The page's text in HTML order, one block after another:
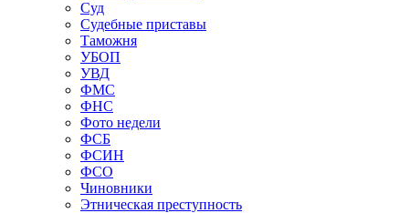
Суд
Судебные приставы
Таможня
УБОП
УВД
ФМС
ФНС
Фото недели
ФСБ
ФСИН
ФСО
Чиновники
Этническая преступность